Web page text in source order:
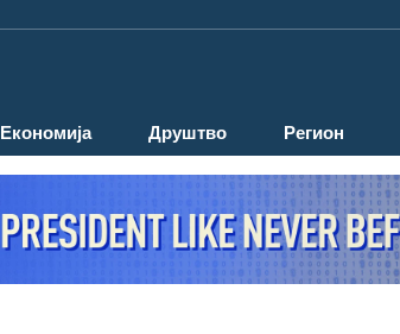
Економија Друштво Регион